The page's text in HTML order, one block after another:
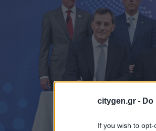
citygen.gr -
If you wish to